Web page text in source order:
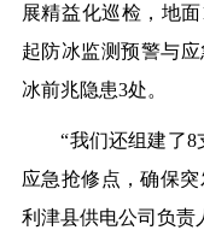
展精益化巡检，地
起防冰监测预警与
冰前兆隐患3处。
“我们还组建了8
应急抢修点，确保突
利津县供电公司负责